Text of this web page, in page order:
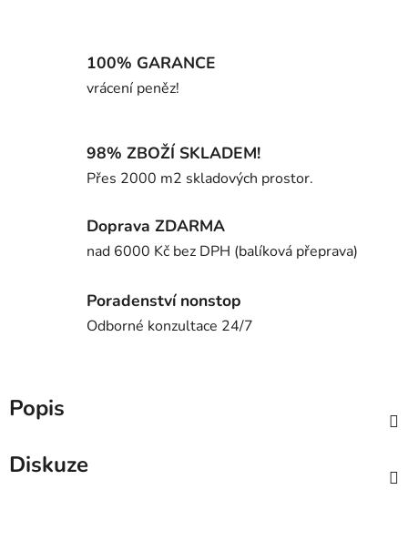
100% GARANCE
vrácení peněz!
98% ZBOŽÍ SKLADEM!
Přes 2000 m2 skladových prostor.
Doprava ZDARMA
nad 6000 Kč bez DPH (balíková přeprava)
Poradenství nonstop
Odborné konzultace 24/7
Popis
Diskuze